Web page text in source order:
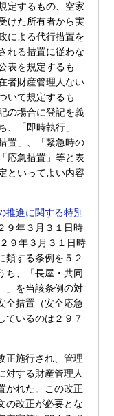
定するもの、空家
けた所有者から実
による代行措置を
れる措置に従わな
表を規定するも
者財産管理人ない
いて規定するも
の場合に登記を義
、「即時執行」
置」、「緊急時の
応急措置」等と表
といってよい内容
推進に関する特別
９年３月３１日時
９年３月３１日時
類する条例を５２
ち、「長屋・共同
」を当該条例の対
全措置（安全応急
ているのは２９７
正施行され、管理
対する財産管理人
かれた。この改正
の改正が必要とな